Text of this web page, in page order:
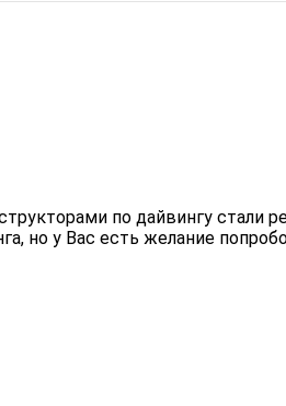
по дайвингу стали
но у Вас есть желание